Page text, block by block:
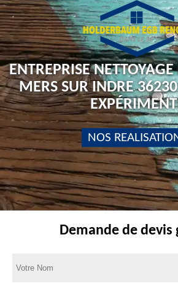
ENTREPRISE NETTOYAGE
MERS SUR INDRE
NOS
Demande de devis